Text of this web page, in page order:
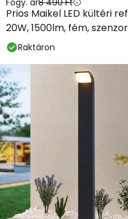
Prios Maikel LED kültéri
20W, 1500lm, fém,
Fogy. ár8 490 Ft
Raktáron